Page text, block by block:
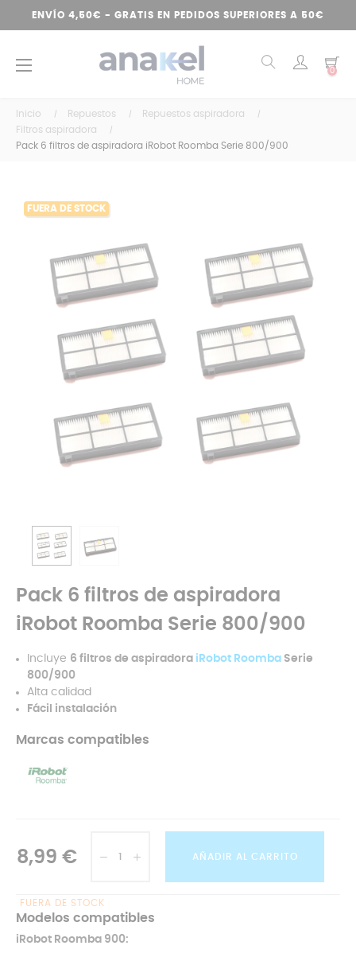
ENVÍO 4,50€ - GRATIS EN PEDIDOS SUPERIORES A 50€
Navegación
☰ 0
Inicio Repuestos
Repuestos aspiradora
Filtros aspiradora
Pack 6 filtros de aspiradora iRobot Roomba Serie 800/900
FUERA DE STOCK
Pack 6 filtros de aspiradora
iRobot Roomba Serie 800/900
Incluye 6 filtros de aspiradora iRobot Roomba Serie
800/900
Alta calidad
Fácil instalación
Marcas compatibles
8,99 € AÑADIR AL CARRITO
FUERA DE STOCK
Modelos compatibles
iRobot Roomba 900: